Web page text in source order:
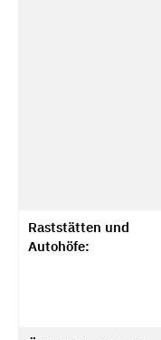
Raststätten und
Autohöfe: